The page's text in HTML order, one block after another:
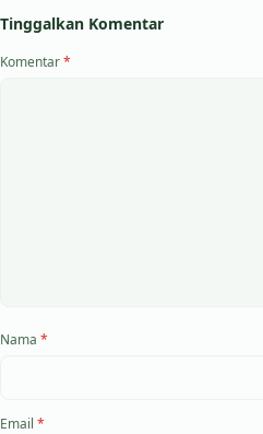
Tinggalkan Komentar
Komentar*
Nama *
Email *